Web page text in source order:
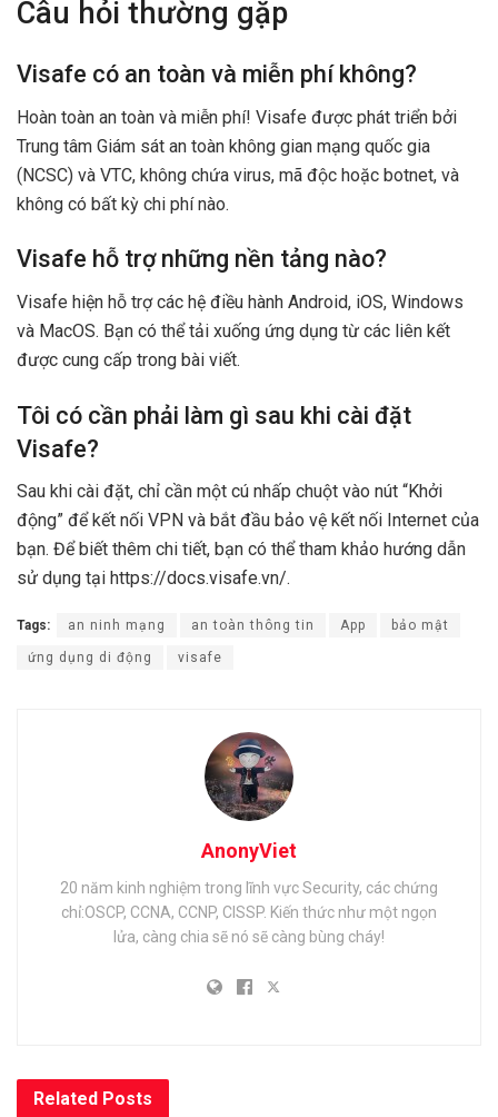
Câu hỏi thường gặp
Visafe có an toàn và miễn phí không?
Hoàn toàn an toàn và miễn phí! Visafe được phát triển bởi
Trung tâm Giám sát an toàn không gian mạng quốc gia
(NCSC) và VTC, không chứa virus, mã độc hoặc botnet, và
không có bất kỳ chi phí nào.
Visafe hỗ trợ những nền tảng nào?
Visafe hiện hỗ trợ các hệ điều hành Android, iOS, Windows
và MacOS. Bạn có thể tải xuống ứng dụng từ các liên kết
được cung cấp trong bài viết.
Tôi có cần phải làm gì sau khi cài đặt
Visafe?
Sau khi cài đặt, chỉ cần một cú nhấp chuột vào nút “Khởi
động” để kết nối VPN và bắt đầu bảo vệ kết nối Internet của
bạn. Để biết thêm chi tiết, bạn có thể tham khảo hướng dẫn
sử dụng tại https://docs.visafe.vn/.
Tags: an ninh mạng an toàn thông tin App bảo mật
ứng dụng di động visafe
AnonyViet
20 năm kinh nghiệm trong lĩnh vực Security, các chứng
chỉ:OSCP, CCNA, CCNP, CISSP. Kiến thức như một ngọn
lửa, càng chia sẽ nó sẽ càng bùng cháy!
Related Posts